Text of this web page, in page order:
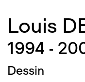
Louis
1994 -
Dessin